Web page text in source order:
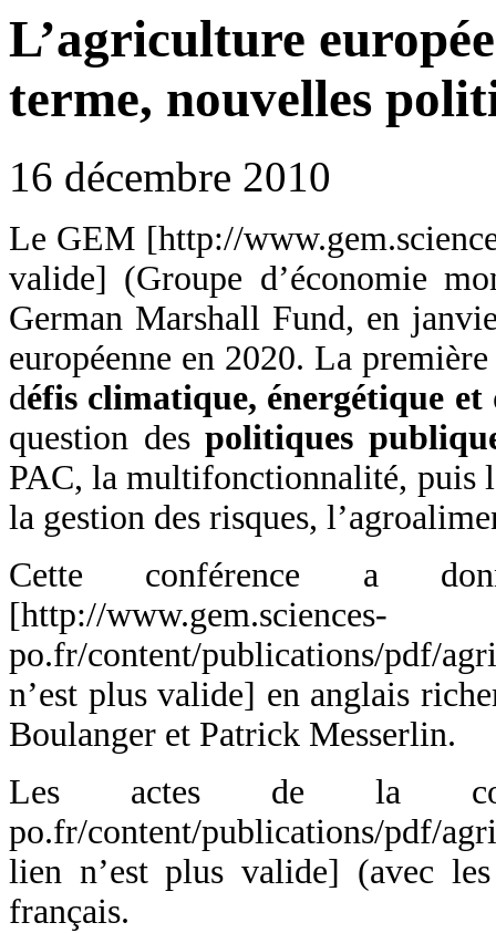
L’agriculture
terme, nouvelles
16 décembre 2010
Le GEM [http://
valide] (Groupe d’économie
German Marshall Fund, en
européenne en 2020. La
défis climatique, énergétique et
question despolitiques
PAC, la multifonctionnalité, puis
la gestion des risques,
Cette conférence a
[http://www.gem.sciences-
po.fr/content/publications/pdf/
n’est plus valide] en anglais
Boulanger et Patrick Messerlin.
Les actes de la
po.fr/content/publications/pdf/
lien n’est plus valide] (avec
français.